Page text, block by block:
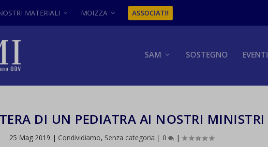
MATERIALI MOIZZA ASSOCIATI!
SAM SOSTEGNO EVENTI
DI UN PEDIATRA AI NOSTRI MINISTRI
25 Mag 2019 | Condividiamo, Senza categoria | 0 |